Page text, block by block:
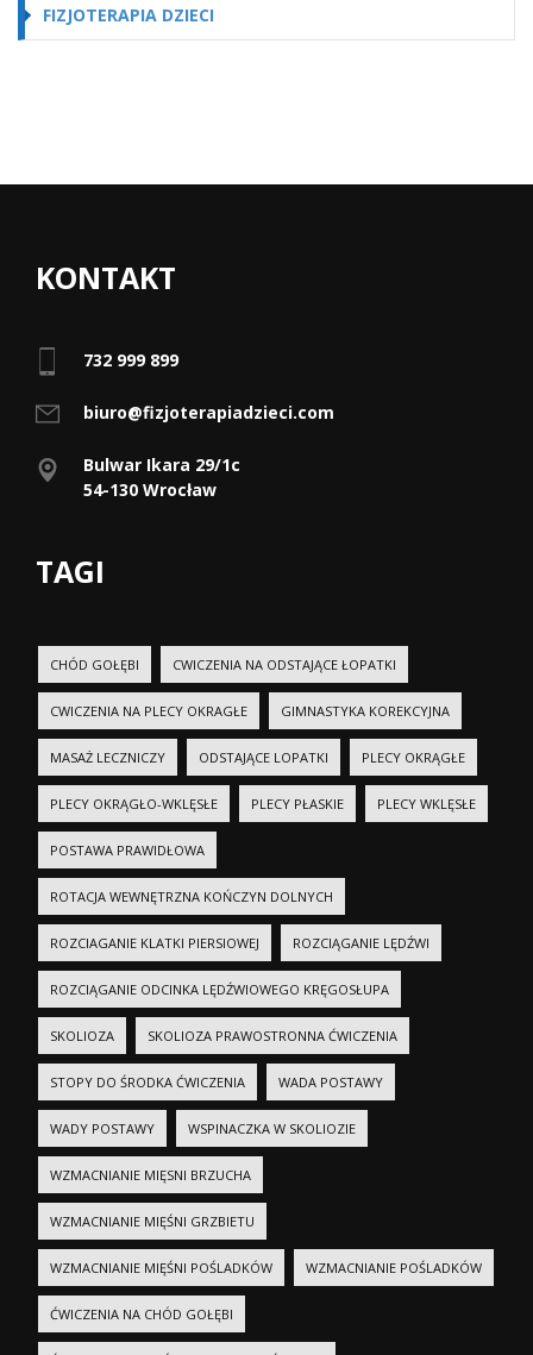
FIZJOTERAPIA DZIECI
KONTAKT
732 999 899
biuro@fizjoterapiadzieci.com
Bulwar Ikara 29/1c
54-130 Wrocław
TAGI
CHÓD GOŁĘBI CWICZENIA NA ODSTAJĄCE ŁOPATKI
CWICZENIA NA PLECY OKRAGŁE GIMNASTYKA KOREKCYJNA
MASAŻ LECZNICZY ODSTAJĄCE LOPATKI PLECY OKRĄGŁE
PLECY OKRĄGŁO-WKLĘSŁE PLECY PŁASKIE PLECY WKLĘSŁE
POSTAWA PRAWIDŁOWA
ROTACJA WEWNĘTRZNA KOŃCZYN DOLNYCH
ROZCIAGANIE KLATKI PIERSIOWEJ ROZCIĄGANIE LĘDŹWI
ROZCIĄGANIE ODCINKA LĘDŹWIOWEGO KRĘGOSŁUPA
SKOLIOZA SKOLIOZA PRAWOSTRONNA ĆWICZENIA
STOPY DO ŚRODKA ĆWICZENIA WADA POSTAWY
WADY POSTAWY WSPINACZKA W SKOLIOZIE
WZMACNIANIE MIĘSNI BRZUCHA
WZMACNIANIE MIĘŚNI GRZBIETU
WZMACNIANIE MIĘŚNI POŚLADKÓW WZMACNIANIE POŚLADKÓW
ĆWICZENIA NA CHÓD GOŁĘBI